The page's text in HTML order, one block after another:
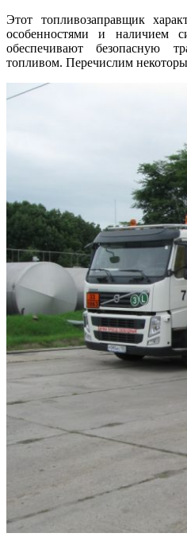
Этот топливозаправщик
особенностями и наличием
обеспечивают безопасную
топливом. Перечислим